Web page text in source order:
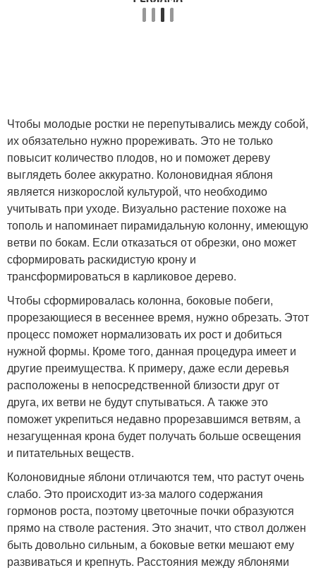
Чтобы молодые ростки не перепутывались между собой,
их обязательно нужно прореживать. Это не только
повысит количество плодов, но и поможет дереву
выглядеть более аккуратно. Колоновидная яблоня
является низкорослой культурой, что необходимо
учитывать при уходе. Визуально растение похоже на
тополь и напоминает пирамидальную колонну, имеющую
ветви по бокам. Если отказаться от обрезки, оно может
сформировать раскидистую крону и
трансформироваться в карликовое дерево.
Чтобы сформировалась колонна, боковые побеги,
прорезающиеся в весеннее время, нужно обрезать. Этот
процесс поможет нормализовать их рост и добиться
нужной формы. Кроме того, данная процедура имеет и
другие преимущества. К примеру, даже если деревья
расположены в непосредственной близости друг от
друга, их ветви не будут спутываться. А также это
поможет укрепиться недавно прорезавшимся ветвям, а
незагущенная крона будет получать больше освещения
и питательных веществ.
Колоновидные яблони отличаются тем, что растут очень
слабо. Это происходит из-за малого содержания
гормонов роста, поэтому цветочные почки образуются
прямо на стволе растения. Это значит, что ствол должен
быть довольно сильным, а боковые ветки мешают ему
развиваться и крепнуть. Расстояния между яблонями